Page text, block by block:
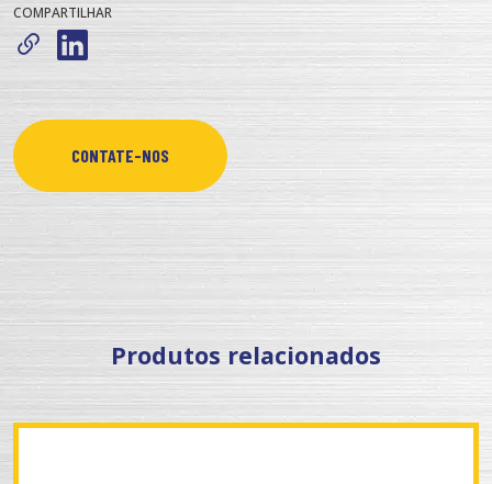
COMPARTILHAR
CONTATE-NOS
Produtos relacionados